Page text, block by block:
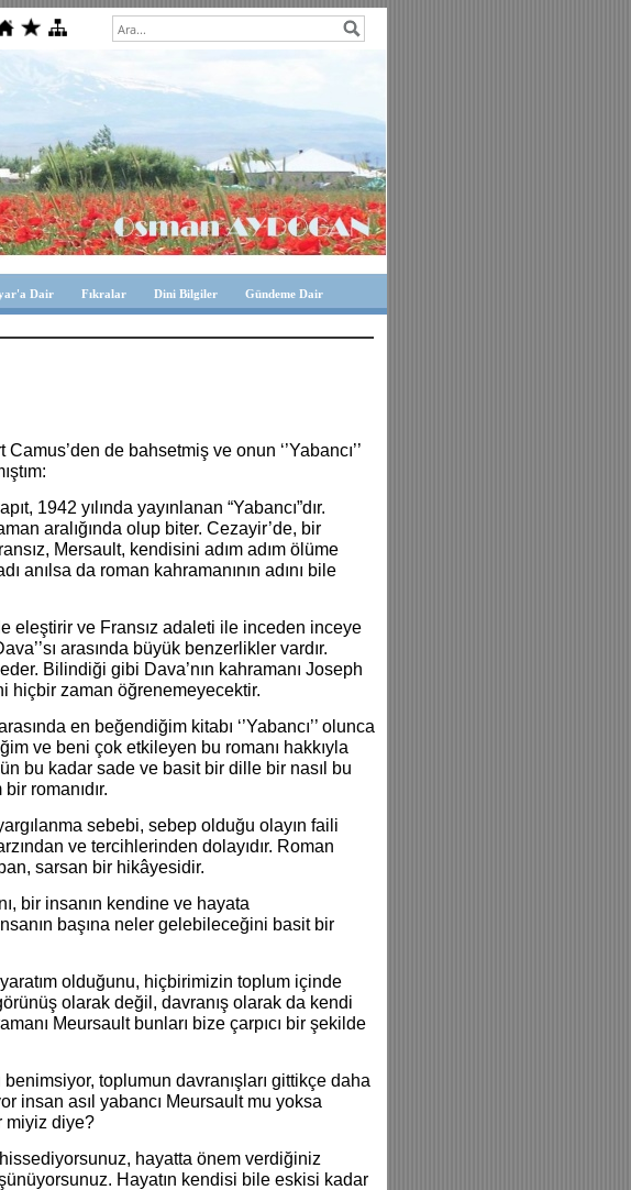
Dair Fıkralar Dini Bilgiler Gündeme Dair
de bahsetmiş ve onun ‘’Yabancı’’
1942 yılında yayınlanan “Yabancı”dır.
aralığında olup biter. Cezayir’de, bir
Mersault, kendisini adım adım ölüme
anılsa da roman kahramanının adını bile
eleştirir ve Fransız adaleti ile inceden inceye
arasında büyük benzerlikler vardır.
Bilindiği gibi Dava’nın kahramanı Joseph
hiçbir zaman öğrenemeyecektir.
en beğendiğim kitabı ‘’Yabancı’’ olunca
ve beni çok etkileyen bu romanı hakkıyla
bu kadar sade ve basit bir dille bir nasıl bu
romanıdır.
sebebi, sebep olduğu olayın faili
ve tercihlerinden dolayıdır. Roman
sarsan bir hikâyesidir.
bir insanın kendine ve hayata
başına neler gelebileceğini basit bir
olduğunu, hiçbirimizin toplum içinde
olarak değil, davranış olarak da kendi
Meursault bunları bize çarpıcı bir şekilde
toplumun davranışları gittikçe daha
insan asıl yabancı Meursault mu yoksa
miyiz diye?
hayatta önem verdiğiniz
Hayatın kendisi bile eskisi kadar